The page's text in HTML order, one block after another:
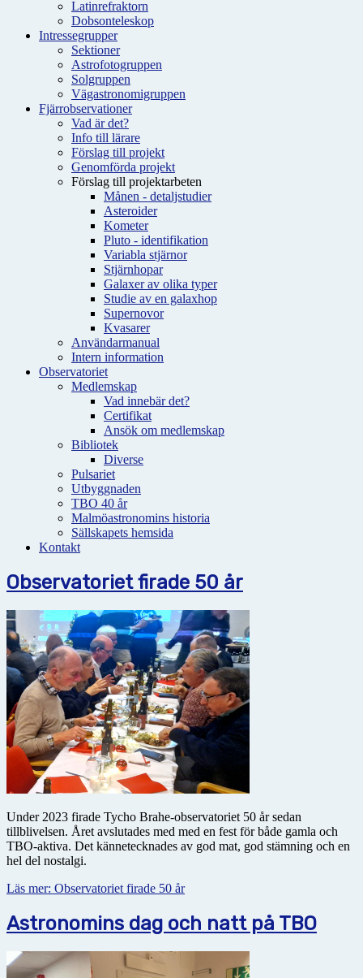
Latinrefraktorn
Dobsonteleskop
Intressegrupper
Sektioner
Astrofotogruppen
Solgruppen
Vägastronomigruppen
Fjärrobservationer
Vad är det?
Info till lärare
Förslag till projekt
Genomförda projekt
Förslag till projektarbeten
Månen - detaljstudier
Asteroider
Kometer
Pluto - identifikation
Variabla stjärnor
Stjärnhopar
Galaxer av olika typer
Studie av en galaxhop
Supernovor
Kvasarer
Användarmanual
Intern information
Observatoriet
Medlemskap
Vad innebär det?
Certifikat
Ansök om medlemskap
Bibliotek
Diverse
Pulsariet
Utbyggnaden
TBO 40 år
Malmöastronomins historia
Sällskapets hemsida
Kontakt
Observatoriet firade 50 år
Under 2023 firade Tycho Brahe-observatoriet 50 år sedan
tillblivelsen. Året avslutades med med en fest för både gamla och
TBO-aktiva. Det kännetecknades av god mat, god stämning och en
hel del nostalgi.
Läs mer: Observatoriet firade 50 år
Astronomins dag och natt på TBO